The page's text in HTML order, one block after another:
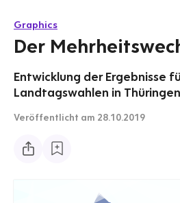
Graphics
Der
Entwicklung der Ergebnisse
Landtagswahlen in
Veröffentlicht am 28.10.2019